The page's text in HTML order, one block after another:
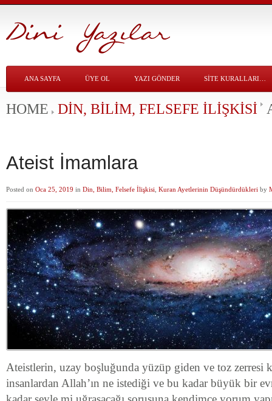
ANA SAYFA ÜYE OL YAZI GÖNDER SITE KURALLARI…
HOME DIN, BILIM, FELSEFE İLIŞKISI
Ateist İmamlara
Posted on Oca 25, 2019 in Din, Bilim, Felsefe İlişkisi Kuran Ayetlerinin Düşündürdükleri by
Ateistlerin, uzay boşluğunda yüzüp giden ve toz zerresi
insanlardan Allah’ın ne istediği ve bu kadar büyük bir